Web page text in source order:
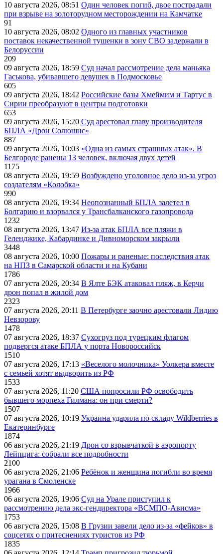
10 августа 2026, 08:51 Один человек погиб, двое пострадали
при взрыве на золоторудном месторождении на Камчатке
91
10 августа 2026, 08:02 Одного из главных участников
поставок некачественной тушенки в зону СВО задержали в
Белоруссии
209
09 августа 2026, 18:59 Суд начал рассмотрение дела маньяка
Гаськова, убивавшего девушек в Подмосковье
605
09 августа 2026, 18:42 Российские базы Хмеймим и Тартус в
Сирии преобразуют в центры подготовки
653
09 августа 2026, 15:20 Суд арестовал главу производителя
БПЛА «Дрон Солюшнс»
887
09 августа 2026, 10:03 «Одна из самых страшных атак». В
Белгороде ранены 13 человек, включая двух детей
1175
08 августа 2026, 19:59 Возбуждено уголовное дело из-за угроз
создателям «Колобка»
990
08 августа 2026, 19:34 Неопознанный БПЛА залетел в
Болгарию и взорвался у Трансбалканского газопровода
1232
08 августа 2026, 13:47 Из-за атак БПЛА все пляжи в
Геленджике, Кабардинке и Дивноморском закрыли
3448
08 августа 2026, 10:00 Пожары и раненые: последствия атак
на НПЗ в Самарской области и на Кубани
1786
07 августа 2026, 20:34 В Ялте БЭК атаковал пляж, в Керчи
дрон попал в жилой дом
2323
07 августа 2026, 20:11 В Петербурге заочно арестовали Лидию
Невзорову
1478
07 августа 2026, 18:37 Сухогруз под турецким флагом
подвергся атаке БПЛА у порта Новороссийск
1510
07 августа 2026, 17:13 «Веселого молочника» Уолкера вместе
с семьей хотят выдворить из РФ
1533
07 августа 2026, 11:20 США попросили РФ освободить
бывшего морпеха Гилмана: он при смерти?
1507
07 августа 2026, 10:19 Украина ударила по складу Wildberries в
Екатеринбурге
1874
06 августа 2026, 21:19 Дрон со взрывчаткой в аэропорту
Лейпцига: собрали все подробности
2100
06 августа 2026, 21:06 Ребёнок и женщина погибли во время
урагана в Смоленске
1966
06 августа 2026, 19:06 Суд на Урале приступил к
рассмотрению дела экс-гендиректора «ВСМПО-Ависма»
1753
06 августа 2026, 15:08 В Грузии завели дело из-за «фейков» в
соцсетях о притеснениях туристов из РФ
1835